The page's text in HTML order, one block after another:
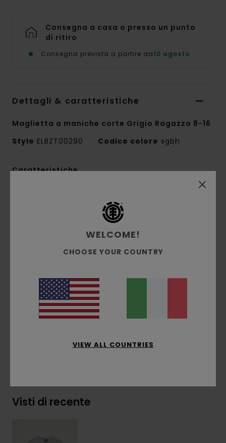
Consegna a casa o presso un punto
di ritiro
Consegna prevista a partire da10 agosto
Dettagli & caratteristiche
Maglietta a maniche corte Grigio Ragazzo 8-16
Style ELBZT00290 Codice colore sgbh
Caratteristiche
vestibilità Regular
Stampa all'acqua
laterale
Composizione[Tessuto principale] 100% cotone
biologico
Visti di recente
WELCOME!
CHOOSE YOUR COUNTRY
VIEW ALL COUNTRIES